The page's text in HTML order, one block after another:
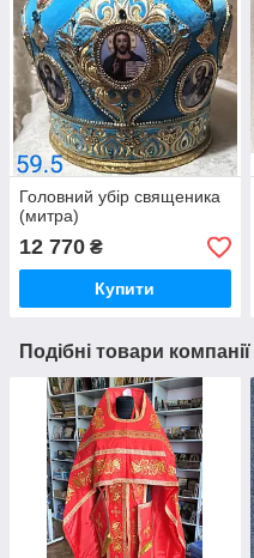
Головний убір священика
(митра)
12 770 ₴
Купити
Подібні товари компанії